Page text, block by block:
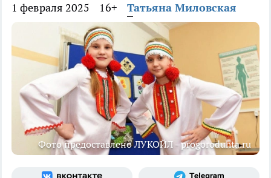
1 февраля 2025 16+ Татьяна Миловская
Фото предоставлено ЛУКОЙЛ - progoroduhta.ru